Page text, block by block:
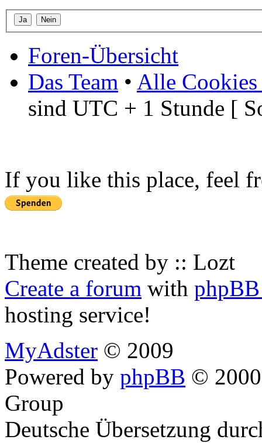
Foren-Übersicht
Das Team • Alle Cookies
sind UTC + 1 Stunde [
If you like this place, feel
Theme created by :: Lozt
Create a forum with
hosting service!
MyAdster © 2009
Powered by phpBB ©
Group
Deutsche Übersetzung